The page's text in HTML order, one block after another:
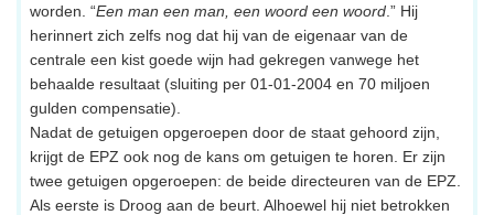
worden. “Een man een man, een woord een woord .” Hij
herinnert zich zelfs nog dat hij van de eigenaar van de
centrale een kist goede wijn had gekregen vanwege het
behaalde resultaat (sluiting per 01-01-2004 en 70 miljoen
gulden compensatie).
Nadat de getuigen opgeroepen door de staat gehoord zijn,
krijgt de EPZ ook nog de kans om getuigen te horen. Er zijn
twee getuigen opgeroepen: de beide directeuren van de EPZ.
Als eerste is Droog aan de beurt. Alhoewel hij niet betrokken